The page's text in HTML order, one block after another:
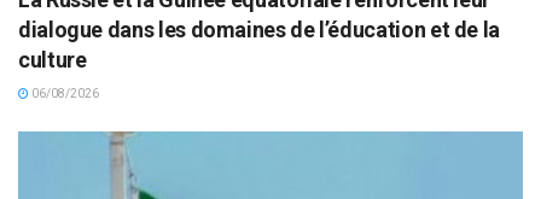
dialogue dans les domaines de l’éducation et de la
culture
06/08/2026